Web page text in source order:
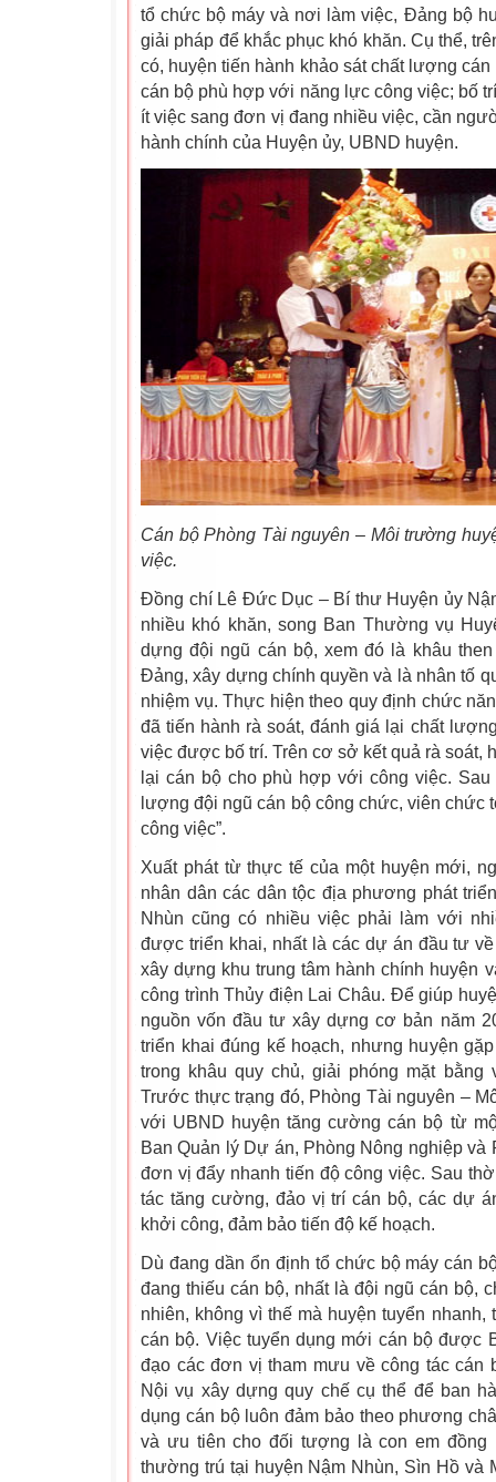
tổ chức bộ máy và nơi làm việc, Đảng bộ
giải pháp để khắc phục khó khăn. Cụ thể,
có, huyện tiến hành khảo sát chất lượng
cán bộ phù hợp với năng lực công việc; bố
ít việc sang đơn vị đang nhiều việc, cần
hành chính của Huyện ủy, UBND huyện.
Cán bộ Phòng Tài nguyên – Môi trường
việc.
Đồng chí Lê Đức Dục – Bí thư Huyện ủy
nhiều khó khăn, song Ban Thường vụ
dựng đội ngũ cán bộ, xem đó là khâu
Đảng, xây dựng chính quyền và là nhân tố
nhiệm vụ. Thực hiện theo quy định chức
đã tiến hành rà soát, đánh giá lại chất
việc được bố trí. Trên cơ sở kết quả rà soát,
lại cán bộ cho phù hợp với công việc.
lượng đội ngũ cán bộ công chức, viên chức
công việc”.
Xuất phát từ thực tế của một huyện mới,
nhân dân các dân tộc địa phương phát
Nhùn cũng có nhiều việc phải làm với
được triển khai, nhất là các dự án đầu tư
xây dựng khu trung tâm hành chính huyện
công trình Thủy điện Lai Châu. Để giúp
nguồn vốn đầu tư xây dựng cơ bản năm
triển khai đúng kế hoạch, nhưng huyện
trong khâu quy chủ, giải phóng mặt bằng
Trước thực trạng đó, Phòng Tài nguyên –
với UBND huyện tăng cường cán bộ từ
Ban Quản lý Dự án, Phòng Nông nghiệp và
đơn vị đẩy nhanh tiến độ công việc. Sau
tác tăng cường, đảo vị trí cán bộ, các dự
khởi công, đảm bảo tiến độ kế hoạch.
Dù đang dần ổn định tổ chức bộ máy cán
đang thiếu cán bộ, nhất là đội ngũ cán bộ,
nhiên, không vì thế mà huyện tuyển
cán bộ. Việc tuyển dụng mới cán bộ được
đạo các đơn vị tham mưu về công tác cán
Nội vụ xây dựng quy chế cụ thể để ban
dụng cán bộ luôn đảm bảo theo phương
và ưu tiên cho đối tượng là con em đồng
thường trú tại huyện Nậm Nhùn, Sìn Hồ